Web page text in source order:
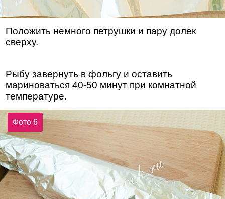
Положить немного петрушки и пару долек
сверху.
Рыбу завернуть в фольгу и оставить
мариноваться 40-50 минут при комнатной
температуре.
Фото 6